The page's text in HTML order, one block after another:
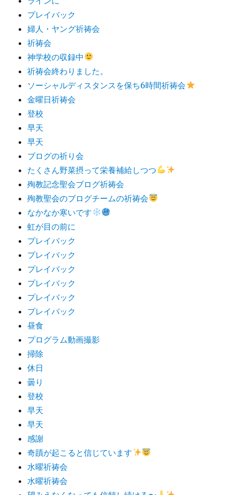
プレイバック
婦人・ヤング祈祷会
祈祷会
神学校の収録中
祈祷会終わりました。
ソーシャルディスタンスを保ち6時間祈祷会
金曜日祈祷会
登校
早天
早天
ブログの祈り会
たくさん野菜摂って栄養補給しつつ
殉教記念聖会ブログ祈祷会
殉教聖会のブログチームの祈祷会
なかなか寒いです
虹が目の前に
プレイバック
プレイバック
プレイバック
プレイバック
プレイバック
プレイバック
昼食
プログラム動画撮影
掃除
休日
曇り
登校
早天
早天
感謝
奇蹟が起こると信じています
水曜祈祷会
水曜祈祷会